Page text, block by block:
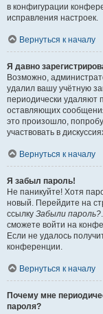
в конфигурации
исправления настроек.
Вернуться к началу
Я давно
Возможно,
удалил вашу учётную
периодически удаляют
оставляющих
это произошло,
участвовать в
Вернуться к началу
Я забыл пароль!
Не паникуйте! Хотя
новый. Перейдите на
ссылку Забыли пароль?
сможете войти на
Если не удалось
конференции.
Вернуться к началу
Почему мне
пароля?